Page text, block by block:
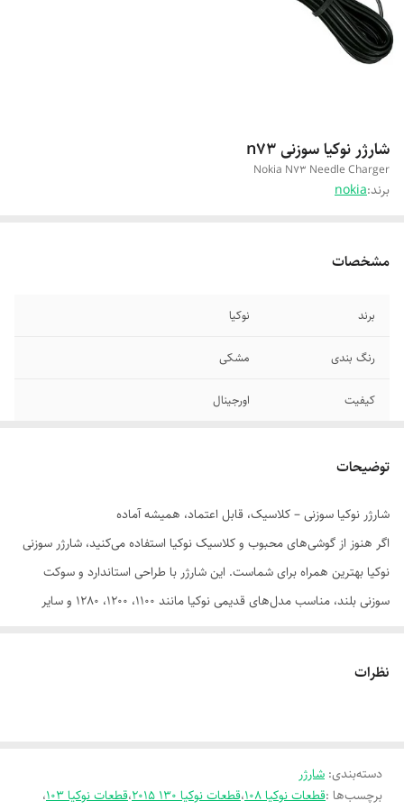
شارژر نوکیا سوزنی n73
Nokia N73 Needle Charger
برند:nokia
مشخصات
برند نوکیا
رنگ بندی مشکی
کیفیت اورجینال
توضیحات
شارژر نوکیا سوزنی – کلاسیک، قابل اعتماد، همیشه آماده
اگر هنوز از گوشی‌های محبوب و کلاسیک نوکیا استفاده می‌کنید، شارژر سوزنی
نوکیا بهترین همراه برای شماست. این شارژر با طراحی استاندارد و سوکت
سوزنی بلند، مناسب مدل‌های قدیمی نوکیا مانند 1100، 1200، 1280 و سایر
- نوع اتصال: سوکت سوزنی ریز (2mm)
- کیفیت ساخت: اورجینال، تست‌شده، بدون نویز یا خرابی
- طول کابل: استاندارد و مقاوم در برابر خم شدن و کشیدگی
نظرات
دسته‌بندی: شارژر
برچسب‌ها :قطعات نوکیا 108 ،قطعات نوکیا 130 2015 ،قطعات نوکیا 103
،